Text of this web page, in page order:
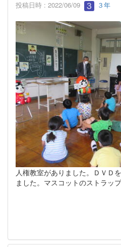
投稿日時 : 2022/06/09 ３年
人権教室がありました。ＤＶＤ
ました。マスコットのストラッ